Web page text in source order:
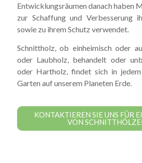
Entwicklungsräumen danach haben
zur Schaffung und Verbesserung
sowie zu ihrem Schutz verwendet.
Schnittholz, ob einheimisch oder
oder Laubholz, behandelt oder
oder Hartholz, findet sich in
Garten auf unserem Planeten Erde.
KONTAKTIEREN SIE UNS FÜR
VON